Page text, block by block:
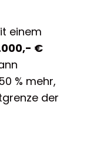
einem
€
% mehr,
der